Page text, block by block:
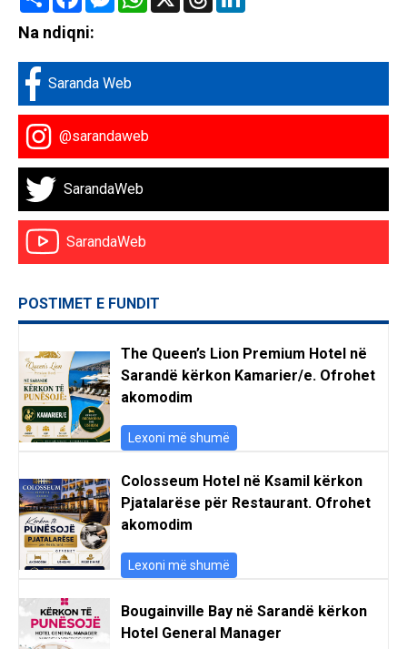
Na ndiqni:
Saranda Web
@sarandaweb
SarandaWeb
SarandaWeb
POSTIMET E FUNDIT
The Queen’s Lion Premium Hotel në
Sarandë kërkon Kamarier/e. Ofrohet
akomodim
Lexoni më shumë
Colosseum Hotel në Ksamil kërkon
Pjatalarëse për Restaurant. Ofrohet
akomodim
Lexoni më shumë
Bougainville Bay në Sarandë kërkon
Hotel General Manager